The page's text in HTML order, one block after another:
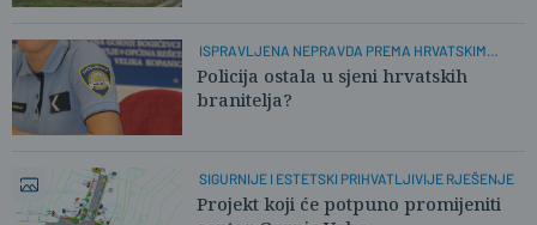
ISPRAVLJENA NEPRAVDA PREMA HRVATSKIM
POLICAJCIMA
Policija ostala u sjeni hrvatskih
branitelja?
SIGURNIJE I ESTETSKI PRIHVATLJIVIJE RJEŠENJE
Projekt koji će potpuno promijeniti